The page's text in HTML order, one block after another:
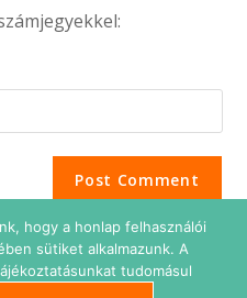
hogy a honlap felhasználói
sütiket alkalmazunk. A
tudomásul